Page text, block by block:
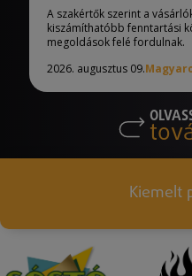
A szakértők szerint a
kiszámíthatóbb fenntartási
megoldások felé fordulnak.
2026. augusztus 09.
Kiemelt